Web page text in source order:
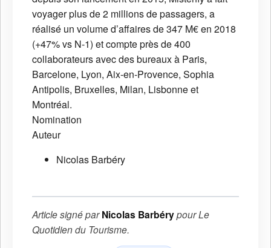
voyager plus de 2 millions de passagers, a
réalisé un volume d’affaires de 347 M€ en 2018
(+47% vs N-1) et compte près de 400
collaborateurs avec des bureaux à Paris,
Barcelone, Lyon, Aix-en-Provence, Sophia
Antipolis, Bruxelles, Milan, Lisbonne et
Montréal.
Nomination
Auteur
Nicolas Barbéry
Article signé parNicolas BarbérypourLe
Quotidien du Tourisme.